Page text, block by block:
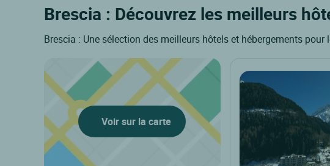
Brescia : Découvrez les meilleurs
Brescia : Une sélection des meilleurs hôtels et hébergements pour
Voir sur la carte